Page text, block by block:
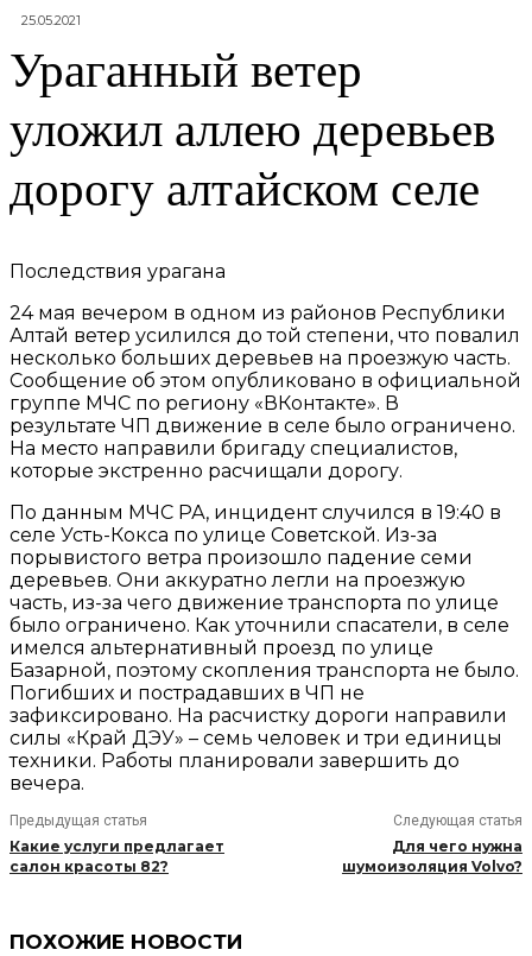
25.05.2021
Ураганный ветер
уложил аллею деревьев
дорогу алтайском селе
Последствия урагана
24 мая вечером в одном из районов Республики
Алтай ветер усилился до той степени, что повалил
несколько больших деревьев на проезжую часть.
Сообщение об этом опубликовано в официальной
группе МЧС по региону «ВКонтакте». В
результате ЧП движение в селе было ограничено.
На место направили бригаду специалистов,
которые экстренно расчищали дорогу.
По данным МЧС РА, инцидент случился в 19:40 в
селе Усть-Кокса по улице Советской. Из-за
порывистого ветра произошло падение семи
деревьев. Они аккуратно легли на проезжую
часть, из-за чего движение транспорта по улице
было ограничено. Как уточнили спасатели, в селе
имелся альтернативный проезд по улице
Базарной, поэтому скопления транспорта не было.
Погибших и пострадавших в ЧП не
зафиксировано. На расчистку дороги направили
силы «Край ДЭУ» – семь человек и три единицы
техники. Работы планировали завершить до
вечера.
Предыдущая статья
Какие услуги предлагает
салон красоты 82?
Следующая статья
Для чего нужна
шумоизоляция Volvo?
ПОХОЖИЕ НОВОСТИ